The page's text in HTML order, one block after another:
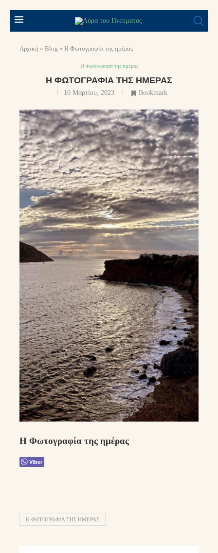
Αρχική » Blog » Η Φωτογραφία της ημέρας
Η Φωτογραφία της ημέρας
Η ΦΩΤΟΓΡΑΦΊΑ ΤΗΣ ΗΜΈΡΑΣ
10 Μαρτίου, 2023 Bookmark
Η Φωτογραφία της ημέρας
Viber
Η ΦΩΤΟΓΡΑΦΊΑ ΤΗΣ ΗΜΈΡΑΣ